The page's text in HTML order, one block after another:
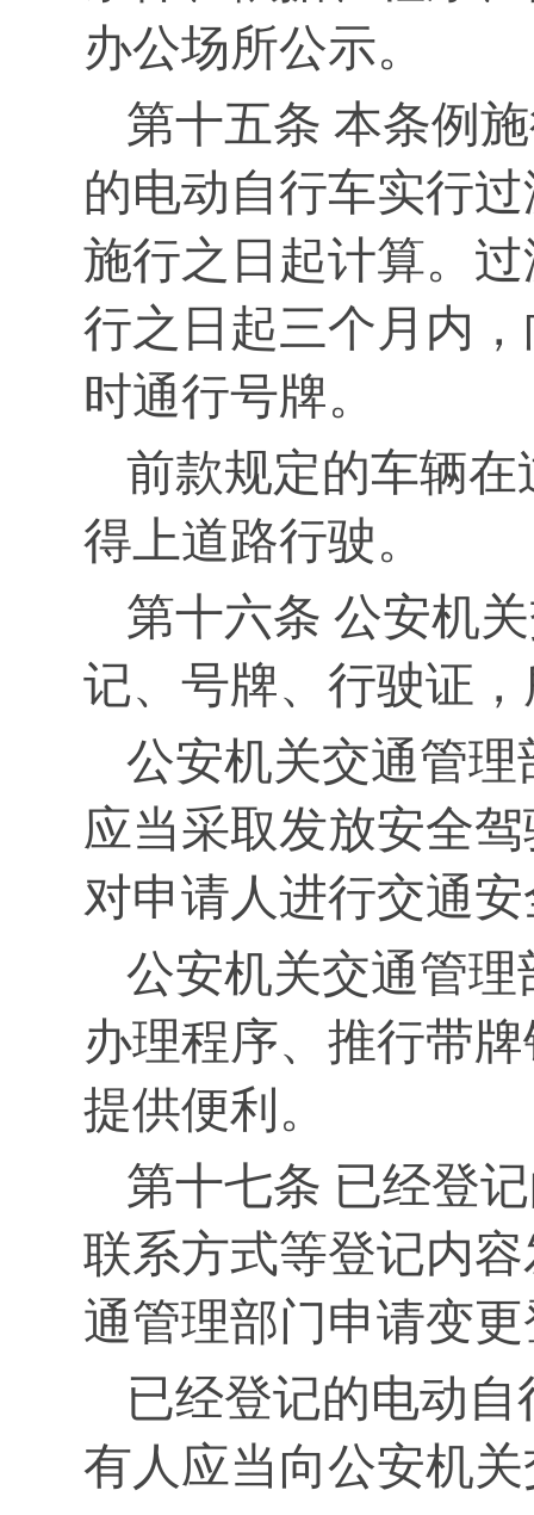
办公场所公示。
第十五条 本条例
的电动自行车实行
施行之日起计算。
行之日起三个月内
时通行号牌。
前款规定的车辆
得上道路行驶。
第十六条 公安机
记、号牌、行驶证
公安机关交通管
应当采取发放安全
对申请人进行交通
公安机关交通管
办理程序、推行带
提供便利。
第十七条 已经登
联系方式等登记内
通管理部门申请变
已经登记的电动
有人应当向公安机